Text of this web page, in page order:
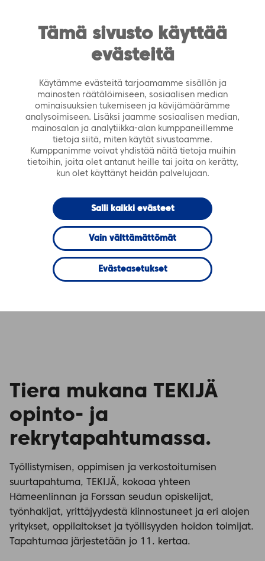
Tämä sivusto käyttää
evästeitä
Käytämme evästeitä tarjoamamme sisällön ja
mainosten räätälöimiseen, sosiaalisen median
ominaisuuksien tukemiseen ja kävijämäärämme
analysoimiseen. Lisäksi jaamme sosiaalisen median,
mainosalan ja analytiikka-alan kumppaneillemme
tietoja siitä, miten käytät sivustoamme.
Kumppanimme voivat yhdistää näitä tietoja muihin
tietoihin, joita olet antanut heille tai joita on kerätty,
kun olet käyttänyt heidän palvelujaan.
Salli kaikki evästeet
Vain välttämättömät
Evästeasetukset
https://tiera.fi/name FI SV
TAPAHTUMA 01.02.2024
Tekijä 2024
Tiera mukana TEKIJÄ
opinto- ja
rekrytapahtumassa.
Työllistymisen, oppimisen ja verkostoitumisen
suurtapahtuma, TEKIJÄ, kokoaa yhteen
Hämeenlinnan ja Forssan seudun opiskelijat,
työnhakijat, yrittäjyydestä kiinnostuneet ja eri alojen
yritykset, oppilaitokset ja työllisyyden hoidon toimijat.
Tapahtumaa järjestetään jo 11. kertaa.